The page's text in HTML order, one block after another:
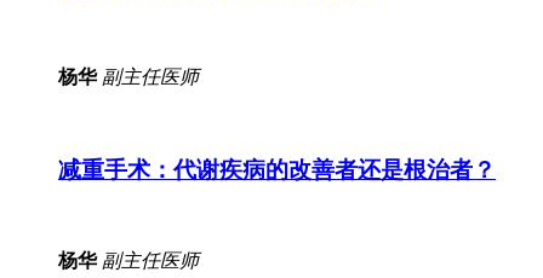
杨华 副主任医师
减重手术：代谢疾病的改善者还是根治者？
杨华 副主任医师